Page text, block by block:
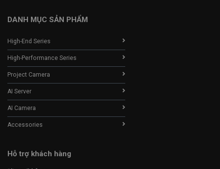
DANH MỤC SẢN PHẨM
High-End Series
High-Performance Series
Project Camera
AI Server
AI Camera
Accessories
Hỗ trợ khách hàng